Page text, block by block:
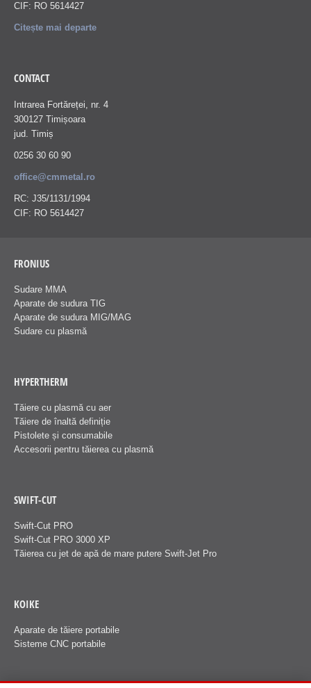
CIF: RO 5614427
Citește mai departe
CONTACT
Intrarea Fortăreței, nr. 4
300127 Timișoara
jud. Timiș
0256 30 60 90
office@cmmetal.ro
RC: J35/1131/1994
CIF: RO 5614427
FRONIUS
Sudare MMA
Aparate de sudura TIG
Aparate de sudura MIG/MAG
Sudare cu plasmă
HYPERTHERM
Tăiere cu plasmă cu aer
Tăiere de înaltă definiție
Pistolete și consumabile
Accesorii pentru tăierea cu plasmă
SWIFT-CUT
Swift-Cut PRO
Swift-Cut PRO 3000 XP
Tăierea cu jet de apă de mare putere Swift-Jet Pro
KOIKE
Aparate de tăiere portabile
Sisteme CNC portabile